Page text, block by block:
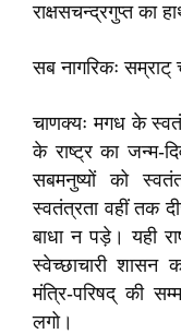
राक्षसचन्द्रगुप्त का
सब नागरिकः
चाणक्यः मगध के
के राष्ट्र का जन्म-
सबमनुष्यों को
स्वतंत्रता वहीं तक
बाधा न पड़े। यही
स्वेच्छाचारी शासन
मंत्रि-परिषद्‌ की
लगो।